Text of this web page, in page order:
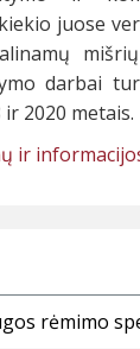
juose
darbai
ir 2020 metais.
ir
rėmimo